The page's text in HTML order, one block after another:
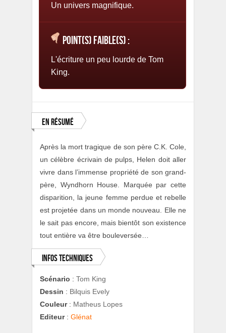
Un univers magnifique.
Point(s) faible(s) :
L'écriture un peu lourde de Tom
King.
En résumé
Après la mort tragique de son père C.K. Cole,
un célèbre écrivain de pulps, Helen doit aller
vivre dans l’immense propriété de son grand-
père, Wyndhorn House. Marquée par cette
disparition, la jeune femme perdue et rebelle
est projetée dans un monde nouveau. Elle ne
le sait pas encore, mais bientôt son existence
tout entière va être bouleversée…
Infos techniques
Scénario : Tom King
Dessin : Bilquis Evely
Couleur: Matheus Lopes
Editeur: Glénat